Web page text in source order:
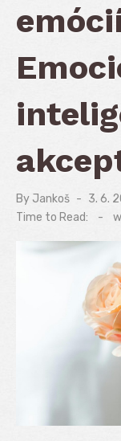
By Jankoš
3. 6.
Time to Read:
-